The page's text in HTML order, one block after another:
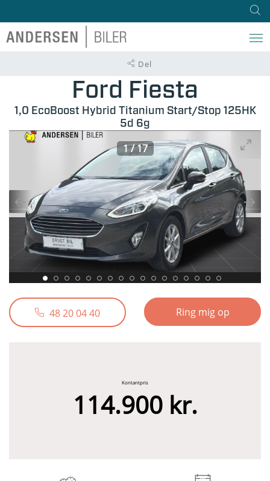
Del
Ford Fiesta
1,0 EcoBoost Hybrid Titanium Start/Stop 125HK
5d 6g
1/17
48 20 04 40 Ring mig op
Kontantpris
114.900 kr.